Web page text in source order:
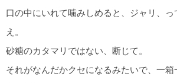
口の中にいれて噛みしめると、ジャリ、っ
え。
砂糖のカタマリではない、断じて。
それがなんだかクセになるみたいで、一